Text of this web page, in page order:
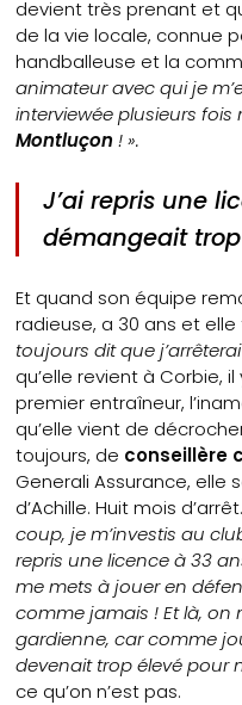
devient très prenant et
de la vie locale, connue
handballeuse et la
animateur avec qui je
interviewée plusieurs fois
Montluçon ! ».
J’ai repris une
démangeait
Et quand son équipe
radieuse, a 30 ans et
toujours dit que
qu’elle revient à Corbie,
premier entraîneur,
qu’elle vient de
toujours, de conseillère
Generali Assurance, elle
d’Achille. Huit mois
coup, je m’investis au
repris une licence à 33
me mets à jouer en
comme jamais ! Et là, on
gardienne, car comme
devenait trop élevé pour
ce qu’on n’est pas.